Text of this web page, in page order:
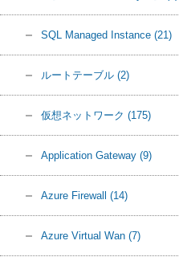
SQL Managed Instance (21)
ルートテーブル (2)
仮想ネットワーク (175)
Application Gateway (9)
Azure Firewall (14)
Azure Virtual Wan (7)